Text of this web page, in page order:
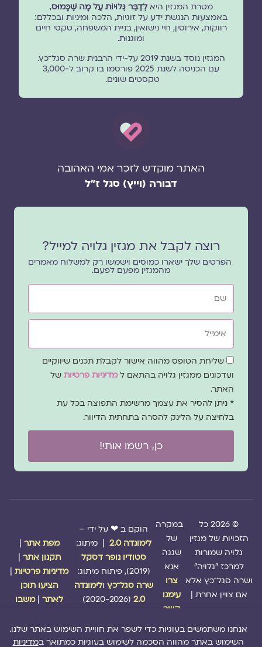
מטרת המגזין היאלְדַבֵּר גְּלוּיוֹת עַל מָה שֶׁכָּמוּס,
באמצעות הנגשת ידע על זוגיות, הלכה ומיניות ובכללם:
רווקות, אירוסין, חיי נישואין, בניית המשפחה, טקסי חיים
ומוגנוּת.
המגזין נוסד בשנת 2019 על-ידי הרבנית שרה סגל־כץ.
עם הכניסה לשנת 2025 פורסמו בו קרוב ל-3,000
טקסטים שונים.
האתר מוקדש לזכר אמי האהובה
דבורה (וייץ) סגל ז"ל
רוצה לקבל את מגזין גלויה למייל?
הפרטים שלך ישארו כמוסים וישמשו רק למשלוח מאמרים
מהמגזין מפעם לפעם.
שם
אימייל
שדה
הסכמה
שליחת הטופס מהווה אישור לקבלת תכנים שיווקיים
ועדכונים ממגזין גלויה בהתאם ל מדיניות פרטיותשל
האתר.
* ניתן להסיר את עצמך מרשימת התפוצה בכל עת
בלחיצה על הלינק להסרה בתחתית הדיוור.
כן, רשמו אותי!
© 2026 כל
הזכויות של מגזין
גלויה שמורות
למרכז "גלויה"
ושרה סגל־כץ אלא
אם צויין אחרת |
במקרה
של
שגגה
אנא
צרו
עימנו
קשר
הוקם ב ❤ על ידי –
לימונדה 2.0
| מיתוג:
סטודיו נופר דסקל
שרה סגל־כץולימונדה
2.0
(2020-2026)
מפת אתר|
תקנון אתר|
מדיניות פרטיות|
הציעו תוכן
לאתר| משבו